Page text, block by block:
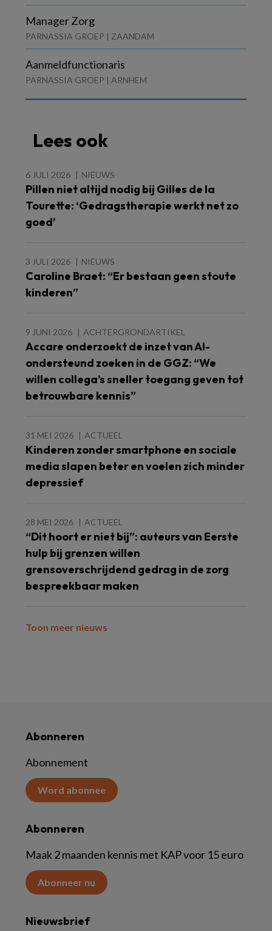
Manager Zorg
PARNASSIA GROEP | ZAANDAM
Aanmeldfunctionaris
PARNASSIA GROEP | ARNHEM
Lees ook
6 JULI 2026 NIEUWS
Pillen niet altijd nodig bij Gilles de la
Tourette: ‘Gedragstherapie werkt net zo
goed’
3 JULI 2026 NIEUWS
Caroline Braet: “Er bestaan geen stoute
kinderen”
9 JUNI 2026 ACHTERGRONDARTIKEL
Accare onderzoekt de inzet van AI-
ondersteund zoeken in de GGZ: “We
willen collega’s sneller toegang geven tot
betrouwbare kennis”
31 MEI 2026 ACTUEEL
Kinderen zonder smartphone en sociale
media slapen beter en voelen zich minder
depressief
28 MEI 2026 ACTUEEL
“Dit hoort er niet bij”: auteurs van Eerste
hulp bij grenzen willen
grensoverschrijdend gedrag in de zorg
bespreekbaar maken
Toon meer nieuws
Abonneren
Abonnement
Word abonnee
Abonneren
Maak 2 maanden kennis met KAP voor 15 euro
Abonneer nu
Nieuwsbrief